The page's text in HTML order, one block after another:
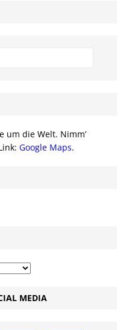
um die Welt. Nimm’
Google Maps.
MEDIA